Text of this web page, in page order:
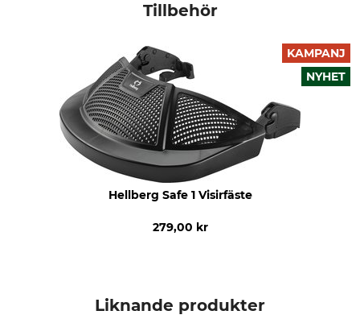
Made in Sweden
Tillbehör
KAMPANJ
NYHET
Hellberg Safe 1 Visirfäste
279,00 kr
Liknande produkter